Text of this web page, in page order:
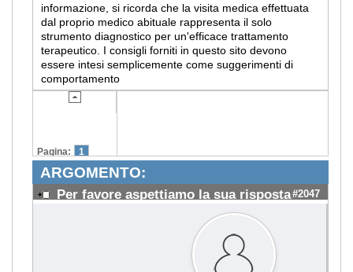
informazione, si ricorda che la visita medica effettuata
dal proprio medico abituale rappresenta il solo
strumento diagnostico per un'efficace trattamento
terapeutico. I consigli forniti in questo sito devono
essere intesi semplicemente come suggerimenti di
comportamento
Pagina: 1
ARGOMENTO:
Per favore aspettiamo la sua risposta#2047